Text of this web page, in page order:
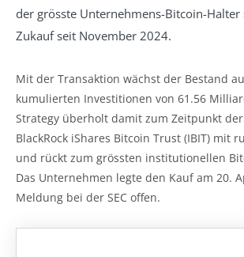
der grösste Unternehmens-Bitcoin-Halter
Zukauf seit November 2024.
Mit der Transaktion wächst der Bestand
kumulierten Investitionen von 61.56
Strategy überholt damit zum Zeitpunkt
BlackRock iShares Bitcoin Trust (IBIT) mit
und rückt zum grössten institutionellen
Das Unternehmen legte den Kauf am 20.
Meldung bei der SEC offen.